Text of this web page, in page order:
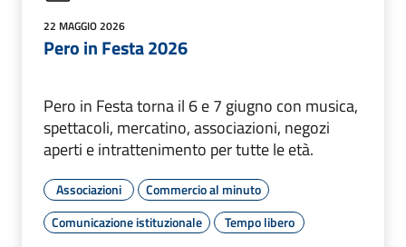
22 MAGGIO 2026
Pero in Festa 2026
Pero in Festa torna il 6 e 7 giugno con musica,
spettacoli, mercatino, associazioni, negozi
aperti e intrattenimento per tutte le età.
Associazioni
Commercio al minuto
Comunicazione istituzionale
Tempo libero